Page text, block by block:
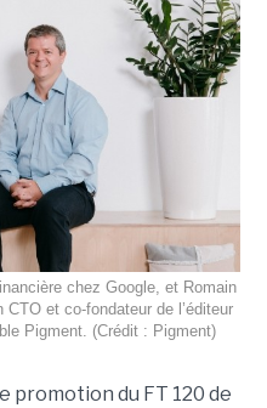
chez Google, et Romain
et co-fondateur de l’éditeur
Pigment. (Crédit : Pigment)
promotion du FT 120 de